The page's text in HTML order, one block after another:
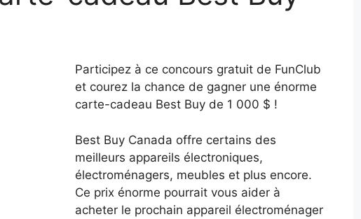
Participez à ce concours gratuit de FunClub
et courez la chance de gagner une énorme
carte-cadeau Best Buy de 1 000 $ !
Best Buy Canada offre certains des
meilleurs appareils électroniques,
électroménagers, meubles et plus encore.
Ce prix énorme pourrait vous aider à
acheter le prochain appareil électroménager